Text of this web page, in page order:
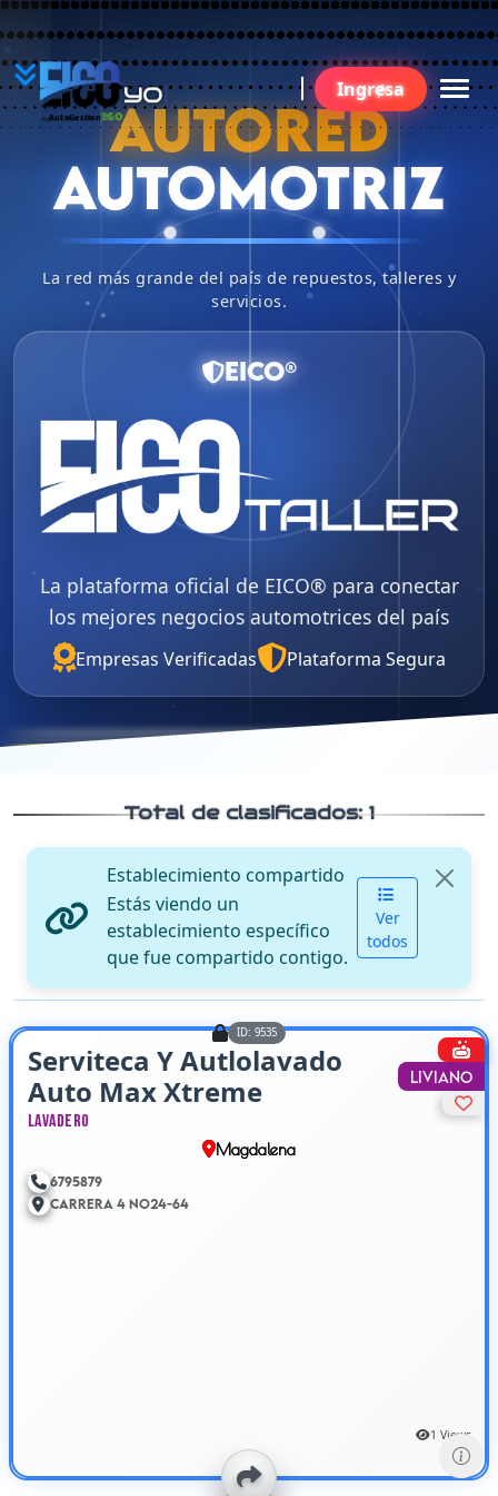
YO
BU
AutoGestion 360
Ingresa
AUTORED
AUTOMOTRIZ
La red más grande del país de repuestos, talleres y
servicios.
EICO®
La plataforma oficial de EICO® para conectar
los mejores negocios automotrices del país
Empresas Verificadas Plataforma Segura
Total de clasificados:1
Establecimiento compartido
Estás viendo un
establecimiento específico
que fue compartido contigo.
Ver
todos
ID: 9535
Liviano
Serviteca Y Autlolavado
Auto Max Xtreme
Lavadero
Magdalena
6795879
Carrera 4 No24-64
1 Views